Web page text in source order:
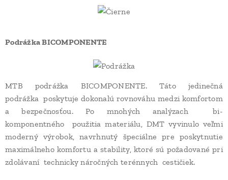
Podrážka BICOMPONENTE
MTB podrážka BICOMPONENTE. Táto jedinečná
podrážka poskytuje dokonalú rovnováhu medzi komfortom
a bezpečnosťou. Po mnohých analýzach bi-
komponentného použitia materiálu, DMT vyvinulo veľmi
moderný výrobok, navrhnutý špeciálne pre poskytnutie
maximálneho komfortu a stability, ktoré sú požadované pri
zdolávaní technicky náročných terénnych cestičiek.